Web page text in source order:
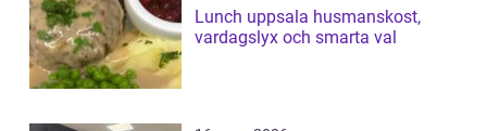
Lunch uppsala husmanskost,
vardagslyx och smarta val